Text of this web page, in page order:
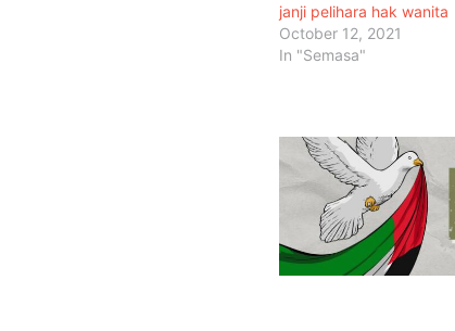
janji pelihara hak wanita
October 12, 2021
In "Semasa"